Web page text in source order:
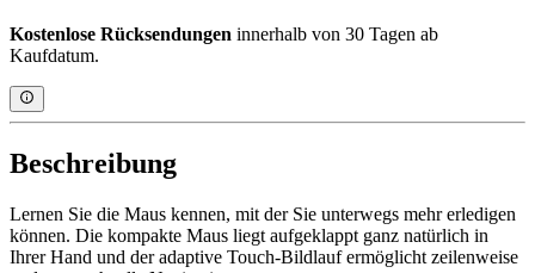
Kostenlose Rücksendungen innerhalb von 30 Tagen ab
Kaufdatum.
Beschreibung
Lernen Sie die Maus kennen, mit der Sie unterwegs mehr erledigen
können. Die kompakte Maus liegt aufgeklappt ganz natürlich in
Ihrer Hand und der adaptive Touch-Bildlauf ermöglicht zeilenweise